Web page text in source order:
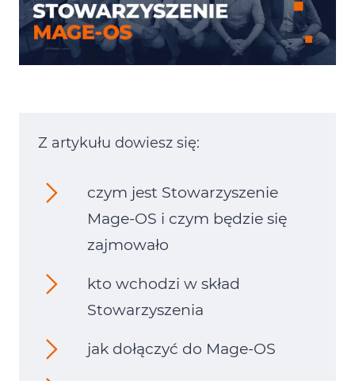
Z artykułu dowiesz się:
czym jest Stowarzyszenie
Mage‑OS i czym będzie się
zajmowało
kto wchodzi w skład
Stowarzyszenia
jak dołączyć do Mage‑OS